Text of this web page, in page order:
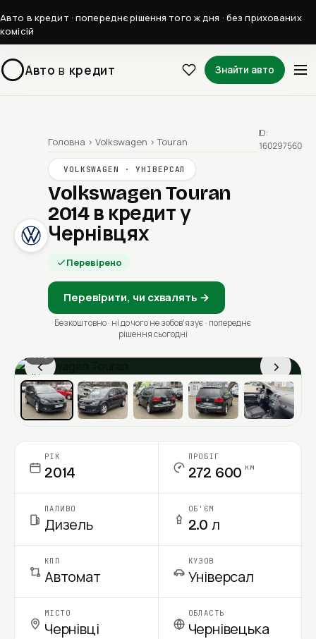
Авто в кредит · попереднє рішення того ж дня · без прихованих
комісій
Авто в кредит Знайти авто
Головна › Volkswagen › Touran
VOLKSWAGEN · УНІВЕРСАЛ
Volkswagen Touran
2014 в кредит у
Чернівцях
Перевірено
Перевірити, чи схвалять →
Безкоштовно · ні до чого не зобовʼязує · попереднє
рішення сьогодні
ID:
160297560
‹ ›
1 / 6
Ціна в місяць
РІК
2014
ПРОБІГ
272 600 км
ПАЛИВО
Дизель
ОБ'ЄМ
2.0 л
КПП
Автомат
КУЗОВ
Універсал
МІСТО
Чернівці
ОБЛАСТЬ
Чернівецька